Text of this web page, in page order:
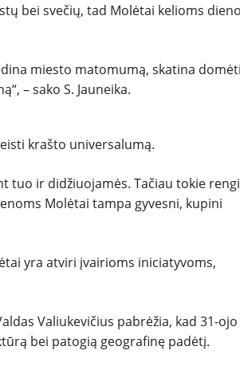
bei svečių, tad Molėtai kelioms
miesto matomumą, skatina
– sako S. Jauneika.
krašto universalumą.
tuo ir didžiuojamės. Tačiau tokie
Molėtai tampa gyvesni, kupini
yra atviri įvairioms iniciatyvoms,
Valiukevičius pabrėžia, kad 31-ojo
bei patogią geografinę padėtį.